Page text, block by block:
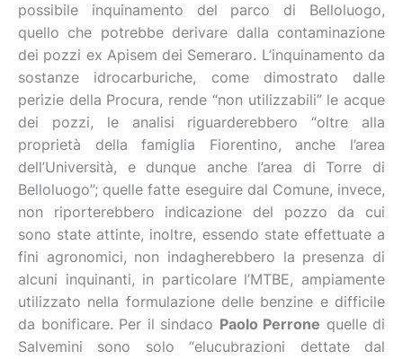
possibile inquinamento del parco di Belloluogo,
quello che potrebbe derivare dalla contaminazione
dei pozzi ex Apisem dei Semeraro. L’inquinamento da
sostanze idrocarburiche, come dimostrato dalle
perizie della Procura, rende “non utilizzabili” le acque
dei pozzi, le analisi riguarderebbero “oltre alla
proprietà della famiglia Fiorentino, anche l’area
dell’Università, e dunque anche l’area di Torre di
Belloluogo”; quelle fatte eseguire dal Comune, invece,
non riporterebbero indicazione del pozzo da cui
sono state attinte, inoltre, essendo state effettuate a
fini agronomici, non indagherebbero la presenza di
alcuni inquinanti, in particolare l’MTBE, ampiamente
utilizzato nella formulazione delle benzine e difficile
da bonificare. Per il sindaco Paolo Perrone quelle di
Salvemini sono solo “elucubrazioni dettate dal